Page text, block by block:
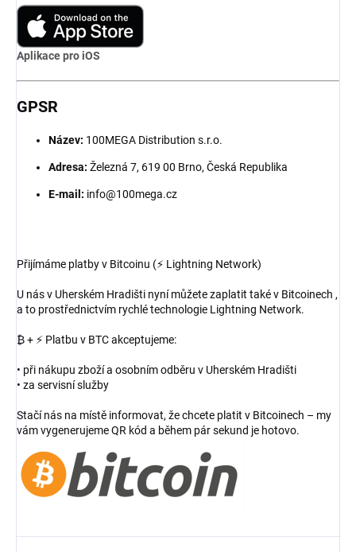
Aplikace pro iOS
GPSR
Název: 100MEGA Distribution s.r.o.
Adresa: Železná 7, 619 00 Brno, Česká Republika
E-mail: info@100mega.cz
Přijímáme platby v Bitcoinu (⚡ Lightning Network)
U nás v Uherském Hradišti nyní můžete zaplatit také v Bitcoinech ,
a to prostřednictvím rychlé technologie Lightning Network.
₿ + ⚡ Platbu v BTC akceptujeme:
• při nákupu zboží a osobním odběru v Uherském Hradišti
• za servisní služby
Stačí nás na místě informovat, že chcete platit v Bitcoinech – my
vám vygenerujeme QR kód a během pár sekund je hotovo.